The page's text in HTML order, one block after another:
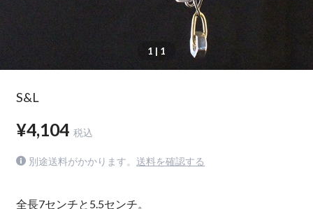
1 | 1
S&L
¥4,104 税込
別途送料がかかります。 送料を確認する
全長7センチと5.5センチ。